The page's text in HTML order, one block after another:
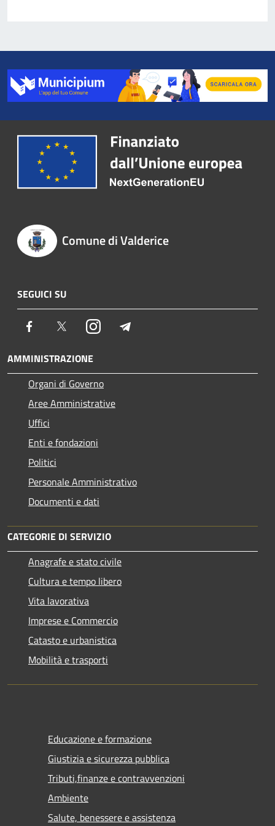
Comune di Valderice
SEGUICI SU
Facebook TwitterInstagram
AMMINISTRAZIONE
Organi di Governo
Aree Amministrative
Uffici
Enti e fondazioni
Politici
Personale Amministrativo
Documenti e dati
CATEGORIE DI SERVIZIO
Anagrafe e stato civile
Cultura e tempo libero
Vita lavorativa
Imprese e Commercio
Catasto e urbanistica
Mobilità e trasporti
Educazione e formazione
Giustizia e sicurezza pubblica
Tributi,finanze e contravvenzioni
Ambiente
Salute, benessere e assistenza